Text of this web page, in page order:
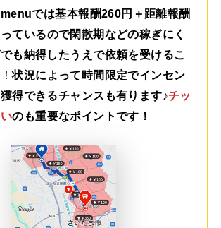
menuでは基本報酬260円＋距離報酬
ているので閑散期などの稼ぎにく
も納得したうえで依頼を受けるこ
！状況によって時間限定でインセン
得できるチャンスも有ります♪チッ
のも重要なポイントです！